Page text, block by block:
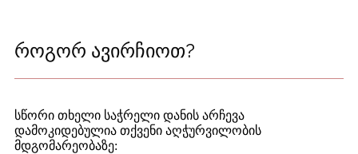
როგორ ავირჩიოთ?
სწორი თხელი საჭრელი დანის არჩევა
დამოკიდებულია თქვენი აღჭურვილობის
მდგომარეობაზე: